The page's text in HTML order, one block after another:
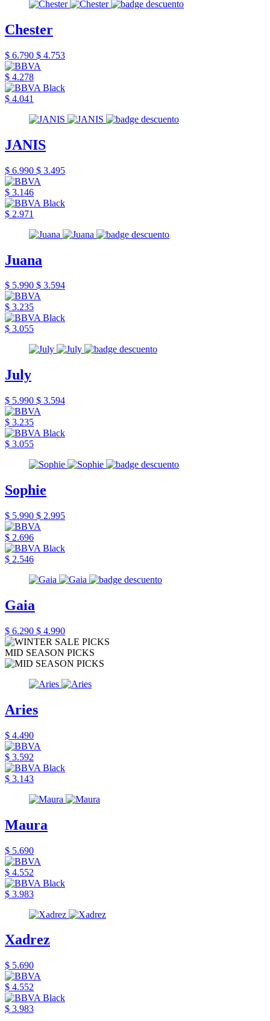
Chester
$ 6.790 $ 4.753
$ 4.278
$ 4.041
JANIS
$ 6.990 $ 3.495
$ 3.146
$ 2.971
Juana
$ 5.990 $ 3.594
$ 3.235
$ 3.055
July
$ 5.990 $ 3.594
$ 3.235
$ 3.055
Sophie
$ 5.990 $ 2.995
$ 2.696
$ 2.546
Gaia
$ 6.290 $ 4.990
MID SEASON PICKS
Aries
$ 4.490
$ 3.592
$ 3.143
Maura
$ 5.690
$ 4.552
$ 3.983
Xadrez
$ 5.690
$ 4.552
$ 3.983